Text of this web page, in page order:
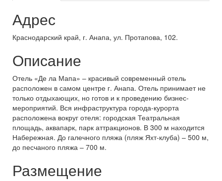
Адрес
Краснодарский край, г. Анапа, ул. Протапова, 102.
Описание
Отель «Де ла Мапа» – красивый современный отель
расположен в самом центре г. Анапа. Отель принимает не
только отдыхающих, но готов и к проведению бизнес-
мероприятий. Вся инфраструктура города-курорта
расположена вокруг отеля: городская Театральная
площадь, аквапарк, парк аттракционов. В 300 м находится
Набережная. До галечного пляжа (пляж Яхт-клуба) – 500 м,
до песчаного пляжа – 700 м.
Размещение